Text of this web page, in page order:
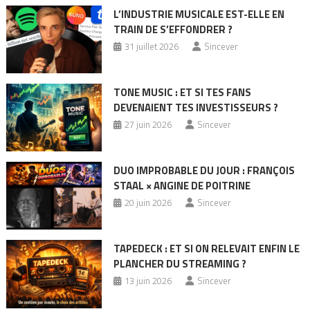
L’INDUSTRIE MUSICALE EST-ELLE EN
TRAIN DE S’EFFONDRER ?
31 juillet 2026 Sincever
TONE MUSIC : ET SI TES FANS
DEVENAIENT TES INVESTISSEURS ?
27 juin 2026 Sincever
DUO IMPROBABLE DU JOUR : FRANÇOIS
STAAL × ANGINE DE POITRINE
20 juin 2026 Sincever
TAPEDECK : ET SI ON RELEVAIT ENFIN LE
PLANCHER DU STREAMING ?
13 juin 2026 Sincever